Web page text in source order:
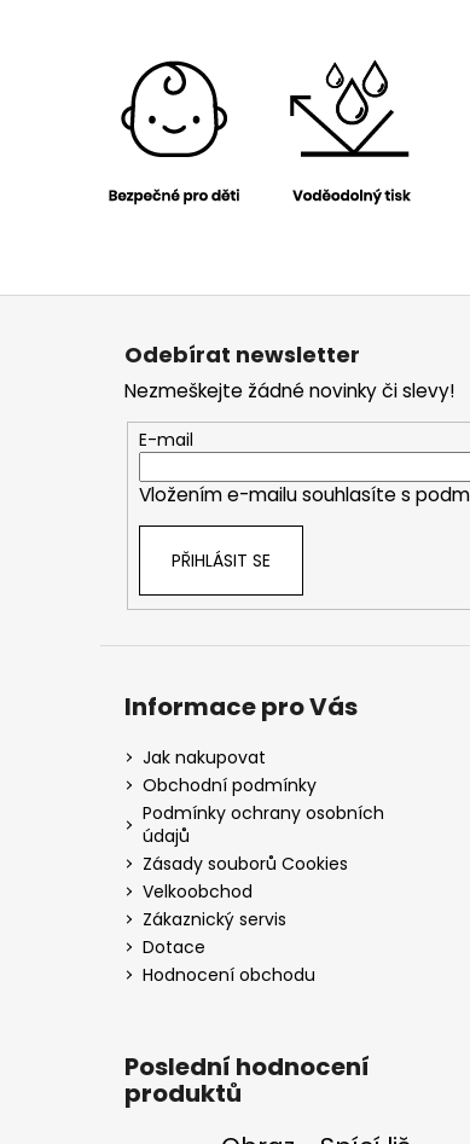
Odebírat newsletter
Nezmeškejte žádné novinky či slevy!
E-mail
Vložením e-mailu souhlasíte s
PŘIHLÁSIT SE
Informace pro Vás
Jak nakupovat
Obchodní podmínky
Podmínky ochrany osobních
údajů
Zásady souborů Cookies
Velkoobchod
Zákaznický servis
Dotace
Hodnocení obchodu
Poslední hodnocení
produktů